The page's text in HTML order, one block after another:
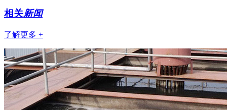
相关新闻
了解更多 +